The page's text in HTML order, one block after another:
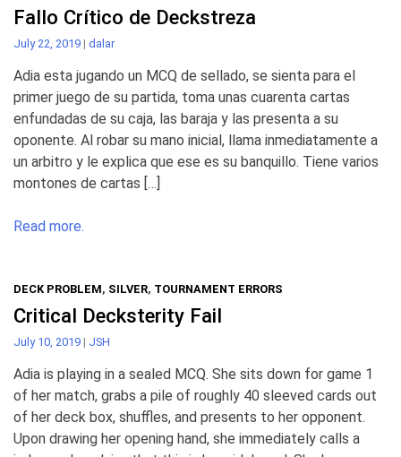
Fallo Crítico de Deckstreza
July 22, 2019 | dalar
Adia esta jugando un MCQ de sellado, se sienta para el
primer juego de su partida, toma unas cuarenta cartas
enfundadas de su caja, las baraja y las presenta a su
oponente. Al robar su mano inicial, llama inmediatamente a
un arbitro y le explica que ese es su banquillo. Tiene varios
montones de cartas […]
Read more.
DECK PROBLEM, SILVER, TOURNAMENT ERRORS
Critical Decksterity Fail
July 10, 2019 | JSH
Adia is playing in a sealed MCQ. She sits down for game 1
of her match, grabs a pile of roughly 40 sleeved cards out
of her deck box, shuffles, and presents to her opponent.
Upon drawing her opening hand, she immediately calls a